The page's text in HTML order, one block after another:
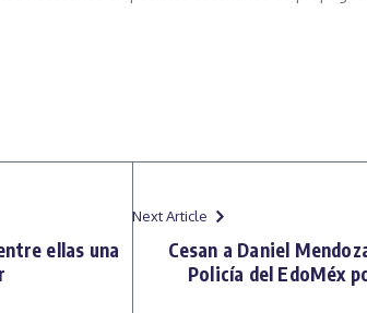
ellas una
Next Article
Cesan a Daniel
Policía del EdoMéx